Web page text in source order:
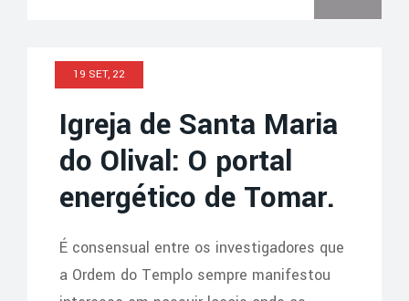
19 SET, 22
Igreja de Santa Maria
do Olival: O portal
energético de Tomar.
É consensual entre os investigadores que
a Ordem do Templo sempre manifestou